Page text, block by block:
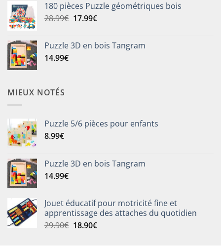
prix :
19.99€
180 pièces Puzzle géométriques bois
28.99€ Le
était :
17.99€Le
est :
Puzzle 3D en bois Tangram
14.99€
MIEUX NOTÉS
Puzzle 5/6 pièces pour enfants
8.99€
Puzzle 3D en bois Tangram
14.99€
Jouet éducatif pour motricité fine et
apprentissage des attaches du quotidien
29.90€ Le
18.90€Le